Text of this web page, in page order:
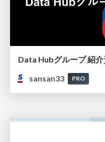
Data Hubグループ 紹
sansan33
PRO